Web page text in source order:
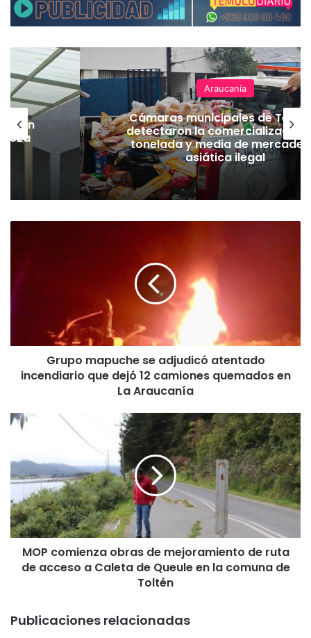
Araucanía
Cámaras municipales de
detectaron la comercialización
tonelada y media de
asiática ilegal
u
e
j
u
i
c
ó
a
Grupo mapuche se adjudicó atentado
incendiario que dejó 12 camiones quemados en
La Araucanía
M
c
o
i
e
n
a
MOP comienza obras de mejoramiento de ruta
de acceso a Caleta de Queule en la comuna de
Toltén
Publicaciones relacionadas